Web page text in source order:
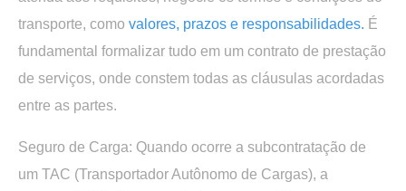
transporte, como valores, prazos e responsabilidades. É
fundamental formalizar tudo em um contrato de prestação
de serviços, onde constem todas as cláusulas acordadas
entre as partes.
Seguro de Carga: Quando ocorre a subcontratação de
um TAC (Transportador Autônomo de Cargas), a